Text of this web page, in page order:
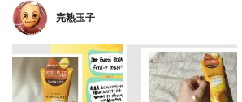
完熟玉子